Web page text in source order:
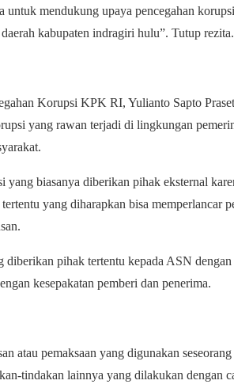
untuk mendukung upaya pencegahan
kabupaten indragiri hulu”. Tutup rezita.
Korupsi KPK RI, Yulianto Sapto
yang rawan terjadi di lingkungan
yang biasanya diberikan pihak eksternal
yang diharapkan bisa memperlancar
diberikan pihak tertentu kepada ASN
kesepakatan pemberi dan penerima.
atau pemaksaan yang digunakan
tindakan lainnya yang dilakukan dengan